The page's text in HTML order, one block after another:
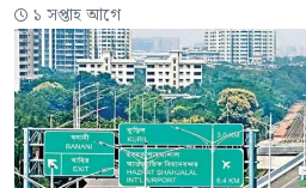
১ সপ্তাহ আগে